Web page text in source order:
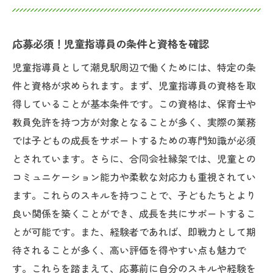
応募必須！児童指導員の条件と資格を確認
児童指導員として潮見駅周辺で働くためには、特定の条
件と資格が求められます。まず、児童指導員の資格を取
得していることが基本条件です。この資格は、保育士や
教員免許を持つ方が対象となることが多く、実際の業務
では子どもの成長をサポートするための専門知識が必須
とされています。さらに、合同会社縁架では、児童との
コミュニケーション能力や柔軟な対応力も重視されてい
ます。これらのスキルを持つことで、子どもたちとより
良い関係を築くことができ、成長を共にサポートするこ
とが可能です。また、経験者であれば、即戦力として期
待されることが多く、高い評価を得やすい点も魅力で
す。これらを踏まえて、応募前に自分のスキルや経験を